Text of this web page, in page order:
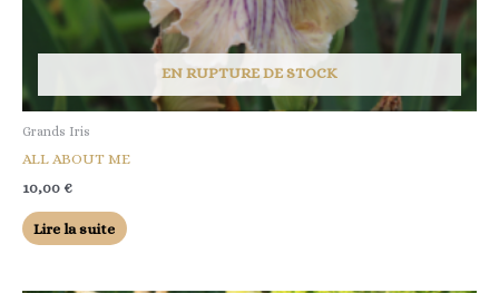
EN RUPTURE DE STOCK
Grands Iris
ALL ABOUT ME
10,00 €
Lire la suite